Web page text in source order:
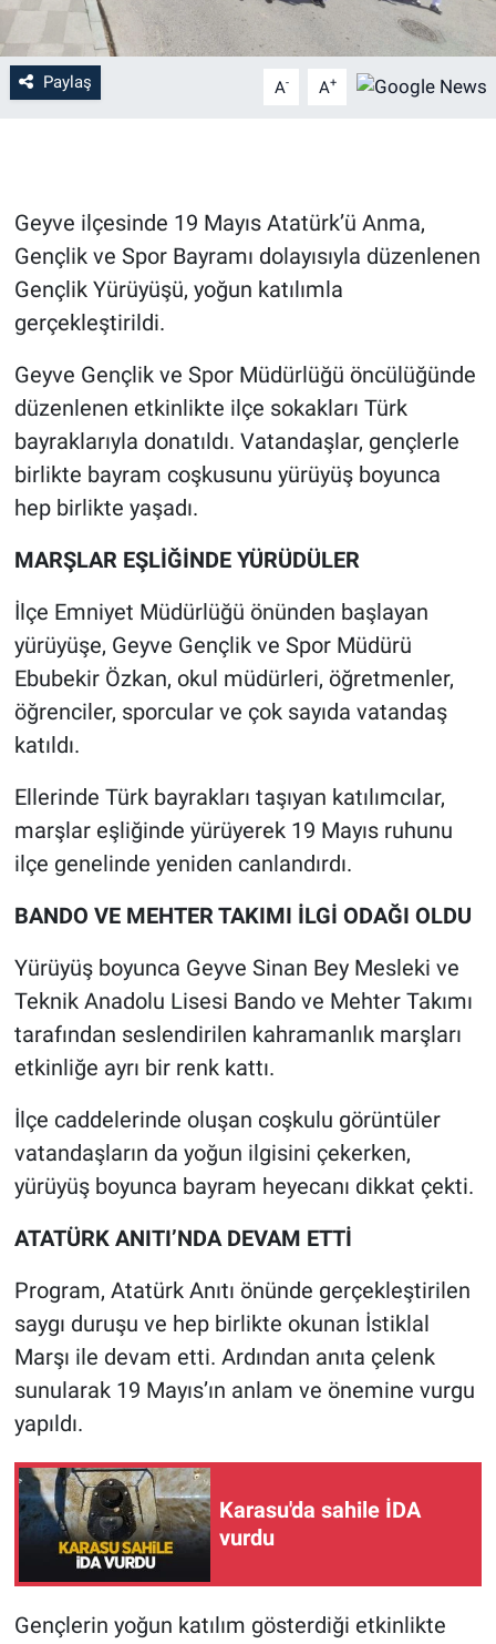
Paylaş A- A+
Geyve ilçesinde 19 Mayıs Atatürk’ü Anma,
Gençlik ve Spor Bayramı dolayısıyla düzenlenen
Gençlik Yürüyüşü, yoğun katılımla
gerçekleştirildi.
Geyve Gençlik ve Spor Müdürlüğü öncülüğünde
düzenlenen etkinlikte ilçe sokakları Türk
bayraklarıyla donatıldı. Vatandaşlar, gençlerle
birlikte bayram coşkusunu yürüyüş boyunca
hep birlikte yaşadı.
MARŞLAR EŞLİĞİNDE YÜRÜDÜLER
İlçe Emniyet Müdürlüğü önünden başlayan
yürüyüşe, Geyve Gençlik ve Spor Müdürü
Ebubekir Özkan, okul müdürleri, öğretmenler,
öğrenciler, sporcular ve çok sayıda vatandaş
katıldı.
Ellerinde Türk bayrakları taşıyan katılımcılar,
marşlar eşliğinde yürüyerek 19 Mayıs ruhunu
ilçe genelinde yeniden canlandırdı.
BANDO VE MEHTER TAKIMI İLGİ ODAĞI OLDU
Yürüyüş boyunca Geyve Sinan Bey Mesleki ve
Teknik Anadolu Lisesi Bando ve Mehter Takımı
tarafından seslendirilen kahramanlık marşları
etkinliğe ayrı bir renk kattı.
İlçe caddelerinde oluşan coşkulu görüntüler
vatandaşların da yoğun ilgisini çekerken,
yürüyüş boyunca bayram heyecanı dikkat çekti.
ATATÜRK ANITI’NDA DEVAM ETTİ
Program, Atatürk Anıtı önünde gerçekleştirilen
saygı duruşu ve hep birlikte okunan İstiklal
Marşı ile devam etti. Ardından anıta çelenk
sunularak 19 Mayıs’ın anlam ve önemine vurgu
yapıldı.
Karasu'da sahile İDA
vurdu
Gençlerin yoğun katılım gösterdiği etkinlikte